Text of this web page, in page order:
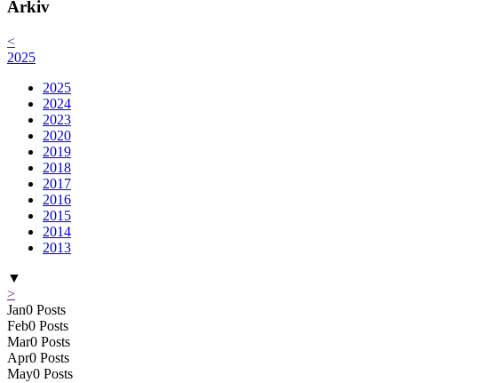
Arkiv
<
2025
2025
2024
2023
2020
2019
2018
2017
2016
2015
2014
2013
▼
>
Jan0 Posts
Feb0 Posts
Mar0 Posts
Apr0 Posts
May0 Posts